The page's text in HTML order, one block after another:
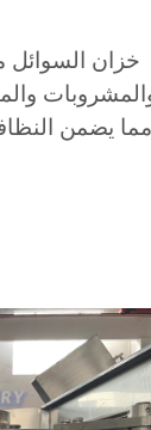
خزان السوائل
مما يضمن